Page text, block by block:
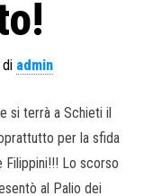
admin
si terrà a Schieti il
per la sfida
Filippini!!! Lo scorso
al Palio dei